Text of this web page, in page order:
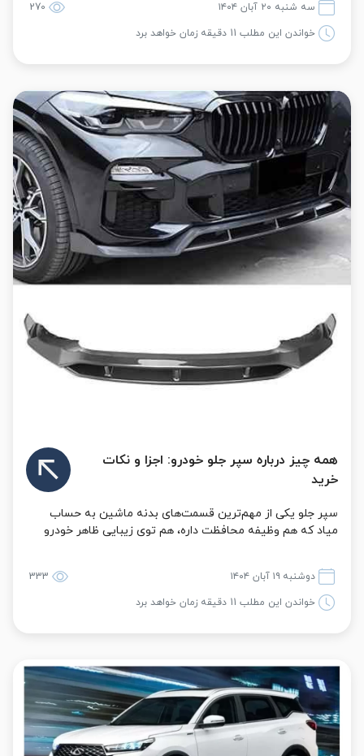
سه شنبه ۲۰ آبان ۱۴۰۴
270
خواندن این مطلب 11 دقیقه زمان خواهد برد
همه چیز درباره سپر جلو خودرو: اجزا و نکات
خرید
سپر جلو یکی از مهم‌ترین قسمت‌های بدنه ماشین به حساب
میاد که هم وظیفه محافظت داره، هم توی زیبایی ظاهر خودرو
دوشنبه ۱۹ آبان ۱۴۰۴
333
خواندن این مطلب 11 دقیقه زمان خواهد برد